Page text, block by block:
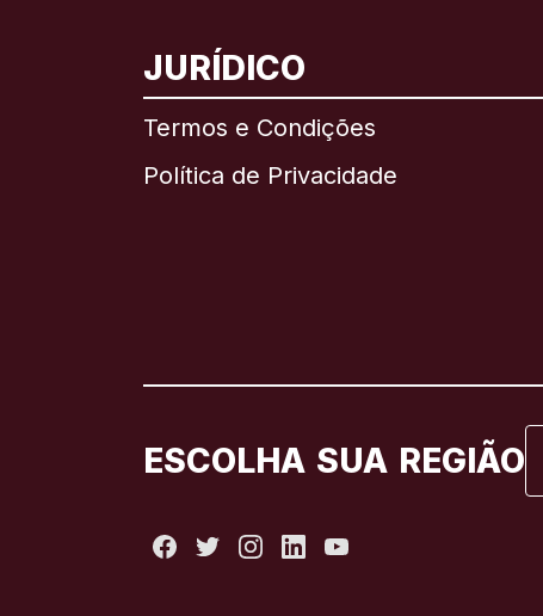
JURÍDICO
Termos e Condições
Política de Privacidade
ESCOLHA SUA REGIÃO